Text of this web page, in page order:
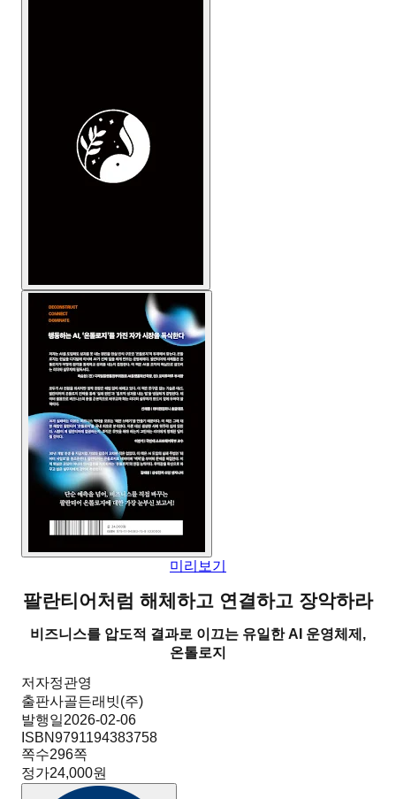
미리보기
팔란티어처럼 해체하고 연결하고 장악하라
비즈니스를 압도적 결과로 이끄는 유일한 AI 운영체제,
온톨로지
저자정관영
출판사골든래빗(주)
발행일2026-02-06
ISBN9791194383758
쪽수296쪽
정가24,000원